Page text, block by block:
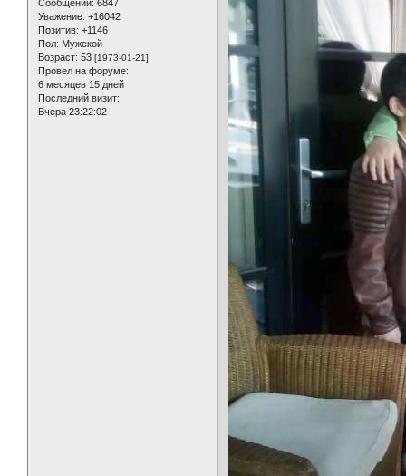
Сообщений: 6847
Уважение: +16042
Позитив: +1146
Пол: Мужской
Возраст: 53 [1973-01-21]
Провел на форуме:
6 месяцев 15 дней
Последний визит:
Вчера 23:22:02